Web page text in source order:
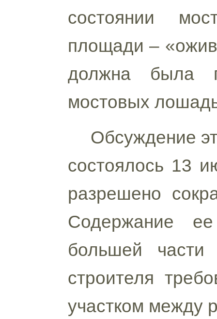
состоянии
площади –
должна была
мостовых
Обсуждение
состоялось 13
разрешено
Содержание
большей
строителя
участком между